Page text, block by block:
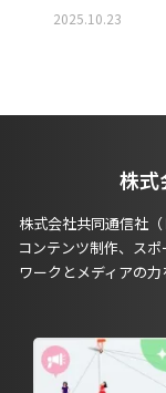
2025.10.23
株式
株式会社共同通信社
コンテンツ制作、ス
ワークとメディアの